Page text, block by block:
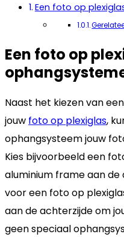
Een foto op
Een foto op
Naast het kiezen van
jouw foto op plexiglas,
ophangsysteem jouw
Kies bijvoorbeeld een
aluminium frame aan
voor een foto op
aan de achterzijde om
geen speciaal